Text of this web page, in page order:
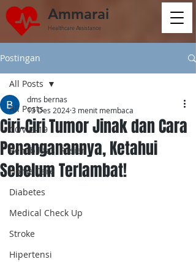
Ammarai
Healthcare Assistance
Postingan
All Posts
COVID-19
Rehabilitasi Pasien
Home Care
Diabetes
Medical Check Up
Stroke
Hipertensi
All Posts
Ciri-Ciri Tumor Jinak dan Cara
Penanganannya, Ketahui
Sebelum Terlambat!
dms bernas
13 Des 20243 menit membaca